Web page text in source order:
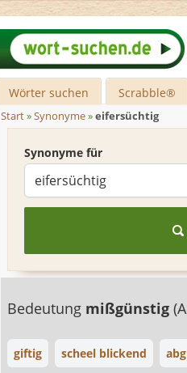
Wörter suchen Scrabble®
Start»Synonyme»eifersüchtig
Synonyme für
Bedeutung mißgünstig
giftig scheel blickend